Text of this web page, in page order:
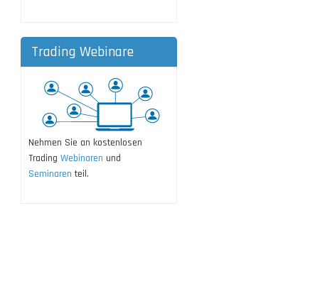
Trading Webinare
Nehmen Sie an kostenlosen
Trading Webinaren und
Seminaren teil.